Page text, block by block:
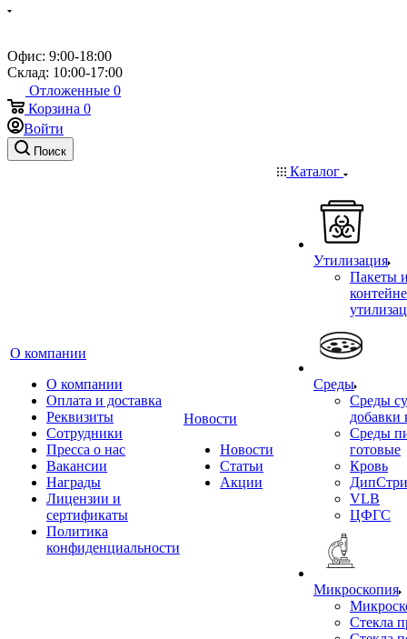
Офис: 9:00-18:00
Склад: 10:00-17:00
Отложенные 0
Корзина 0
Войти
Поиск
О компании
О компании
Оплата и доставка
Реквизиты
Сотрудники
Пресса о нас
Вакансии
Награды
Лицензии и
сертификаты
Политика
конфиденциальности
Новости
Новости
Статьи
Акции
Каталог
Утилизация
Пакеты
Среды
Среды
добавки
Среды
готовые
Кровь
VLB
ЦФГС
Микроскопия
Стекла